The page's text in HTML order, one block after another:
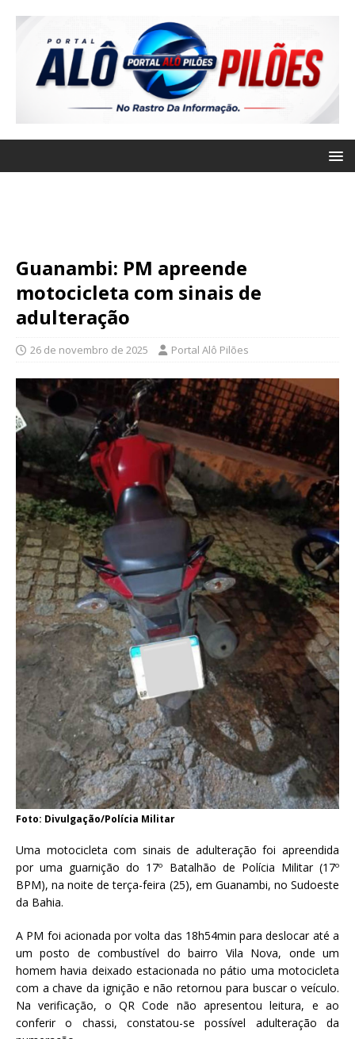
Guanambi: PM apreende
motocicleta com sinais de
adulteração
26 de novembro de 2025 Portal Alô Pilões
Foto: Divulgação/Polícia Militar
Uma motocicleta com sinais de adulteração foi apreendida
por uma guarnição do 17º Batalhão de Polícia Militar (17º
BPM), na noite de terça-feira (25), em Guanambi, no Sudoeste
da Bahia.
A PM foi acionada por volta das 18h54min para deslocar até a
um posto de combustível do bairro Vila Nova, onde um
homem havia deixado estacionada no pátio uma motocicleta
com a chave da ignição e não retornou para buscar o veículo.
Na verificação, o QR Code não apresentou leitura, e ao
conferir o chassi, constatou-se possível adulteração da